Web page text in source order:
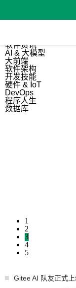
软件资讯
AI & 大模型
大前端
软件架构
开发技能
硬件 & IoT
DevOps
程序人生
数据库
1
2
3
4
5
Gitee AI 队友正式